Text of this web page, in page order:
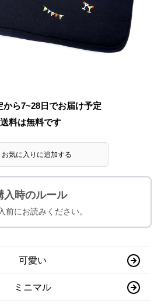
から7~28日でお届け予定
送料は無料です
お気に入りに追加する
入時のルール
前にお読みください。
可愛い
ミニマル